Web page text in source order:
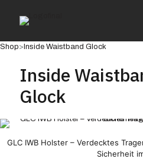
Shop> Inside Waistband Glock
Inside
Glock
GLC IWB Holster – Verdecktes
Sicherheit